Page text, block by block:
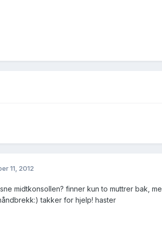
11, 2012
midtkonsollen? finner kun to muttrer bak,
takker for hjelp! haster